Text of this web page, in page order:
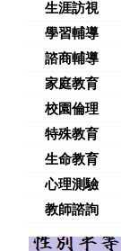
生涯訪視
學習輔導
諮商輔導
家庭教育
校園倫理
特殊教育
生命教育
心理測驗
教師諮詢